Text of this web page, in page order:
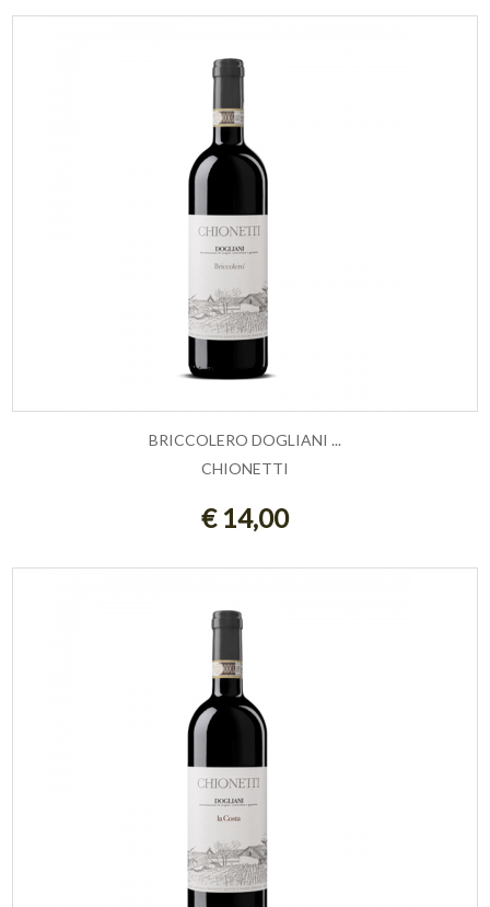
AGGIUNGI AL CARRELLO
BRICCOLERO DOGLIANI ...
CHIONETTI
€ 14,00